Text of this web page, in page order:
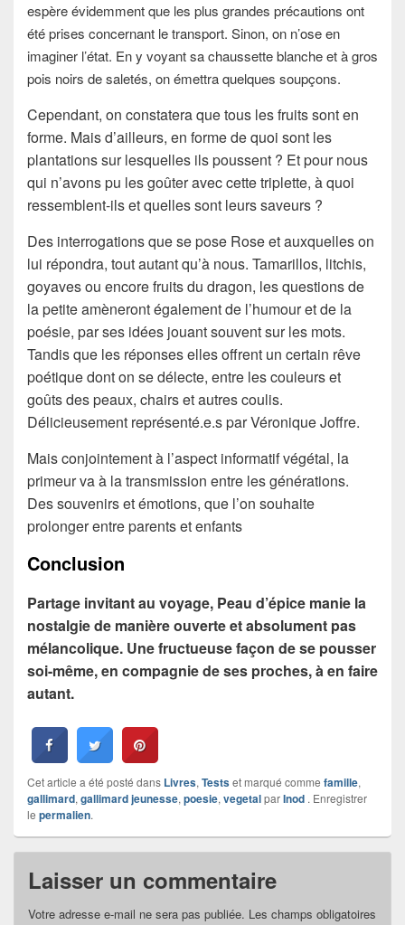
espère évidemment que les plus grandes précautions ont
été prises concernant le transport. Sinon, on n’ose en
imaginer l’état. En y voyant sa chaussette blanche et à gros
pois noirs de saletés, on émettra quelques soupçons.
Cependant, on constatera que tous les fruits sont en
forme. Mais d’ailleurs, en forme de quoi sont les
plantations sur lesquelles ils poussent ? Et pour nous
qui n’avons pu les goûter avec cette triplette, à quoi
ressemblent-ils et quelles sont leurs saveurs ?
Des interrogations que se pose Rose et auxquelles on
lui répondra, tout autant qu’à nous. Tamarillos, litchis,
goyaves ou encore fruits du dragon, les questions de
la petite amèneront également de l’humour et de la
poésie, par ses idées jouant souvent sur les mots.
Tandis que les réponses elles offrent un certain rêve
poétique dont on se délecte, entre les couleurs et
goûts des peaux, chairs et autres coulis.
Délicieusement représenté.e.s par Véronique Joffre.
Mais conjointement à l’aspect informatif végétal, la
primeur va à la transmission entre les générations.
Des souvenirs et émotions, que l’on souhaite
prolonger entre parents et enfants
Conclusion
Partage invitant au voyage, Peau d’épice manie la
nostalgie de manière ouverte et absolument pas
mélancolique. Une fructueuse façon de se pousser
soi-même, en compagnie de ses proches, à en faire
autant.
Cet article a été posté dans Livres, Testset marqué comme famille,
gallimard, gallimard jeunesse, poesie, vegetalparInod . Enregistrer
le permalien.
Laisser un commentaire
Votre adresse e-mail ne sera pas publiée. Les champs obligatoires